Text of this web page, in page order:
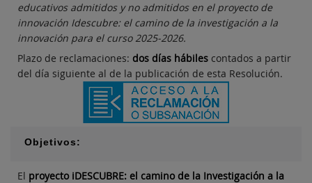
educativos admitidos y no admitidos en el proyecto de
innovación Idescubre: el camino de la investigación a la
innovación para el curso 2025-2026.
Plazo de reclamaciones: dos días hábiles contados a partir
del día siguiente al de la publicación de esta Resolución.
Objetivos:
El proyecto iDESCUBRE: el camino de la Investigación a la